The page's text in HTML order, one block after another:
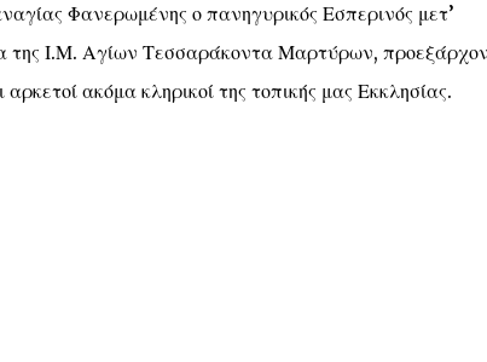
Φανερωμένης ο πανηγυρικός Εσπερινός μετ’
της Ι.Μ. Αγίων Τεσσαράκοντα Μαρτύρων,
ακόμα κληρικοί της τοπικής μας Εκκλησίας.